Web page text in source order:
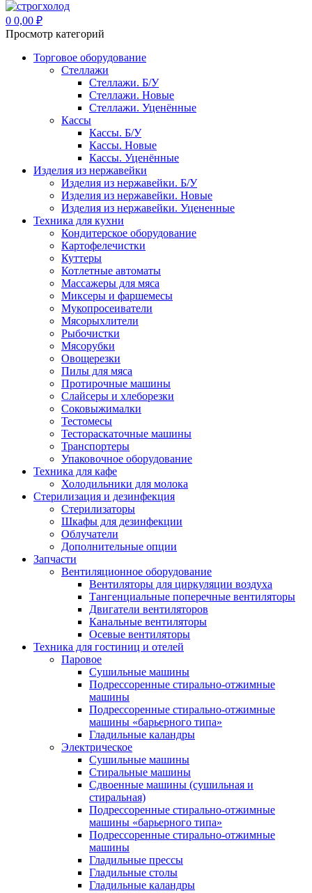
0 0,00 ₽
Просмотр категорий
Торговое оборудование
Стеллажи
Стеллажи. Б/У
Стеллажи. Новые
Стеллажи. Уценённые
Кассы
Кассы. Б/У
Кассы. Новые
Кассы. Уценённые
Изделия из нержавейки
Изделия из нержавейки. Б/У
Изделия из нержавейки. Новые
Изделия из нержавейки. Уцененные
Техника для кухни
Кондитерское оборудование
Картофелечистки
Куттеры
Котлетные автоматы
Массажеры для мяса
Миксеры и фаршемесы
Мукопросеиватели
Мясорыхлители
Рыбочистки
Мясорубки
Овощерезки
Пилы для мяса
Протирочные машины
Слайсеры и хлеборезки
Соковыжималки
Тестомесы
Тестораскаточные машины
Транспортеры
Упаковочное оборудование
Техника для кафе
Холодильники для молока
Стерилизация и дезинфекция
Стерилизаторы
Шкафы для дезинфекции
Облучатели
Дополнительные опции
Запчасти
Вентиляционное оборудование
Вентиляторы для циркуляции воздуха
Тангенциальные поперечные вентиляторы
Двигатели вентиляторов
Канальные вентиляторы
Осевые вентиляторы
Техника для гостиниц и отелей
Паровое
Cушильные машины
Подрессоренные стирально-отжимные
машины
Подрессоренные стирально-отжимные
машины «барьерного типа»
Гладильные каландры
Электрическое
Сушильные машины
Стиральные машины
Сдвоенные машины (сушильная и
стиральная)
Подрессоренные стирально-отжимные
машины «барьерного типа»
Подрессоренные стирально-отжимные
машины
Гладильные прессы
Гладильные столы
Гладильные каландры